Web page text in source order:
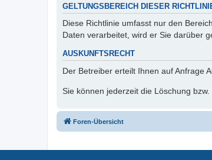
GELTUNGSBEREICH DIESER
Diese Richtlinie umfasst nur den
Daten verarbeitet, wird er Sie darüber
AUSKUNFTSRECHT
Der Betreiber erteilt Ihnen auf Anfrage
Sie können jederzeit die Löschung
Foren-Übersicht